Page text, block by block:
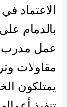
الاعتماد
عمل مدرب
مقاولات
يمتلكون